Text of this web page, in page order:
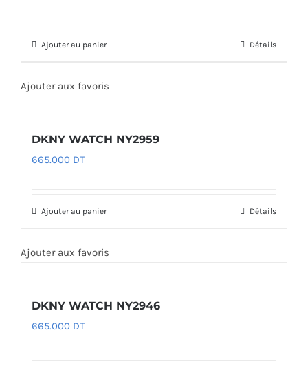
Ajouter au panier Détails
Ajouter aux favoris
DKNY WATCH NY2959
665.000 DT
Ajouter au panier Détails
Ajouter aux favoris
DKNY WATCH NY2946
665.000 DT